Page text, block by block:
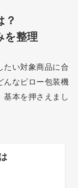
？
を整理
たい対象商品に合
んなピロー包装機
基本を押さえまし